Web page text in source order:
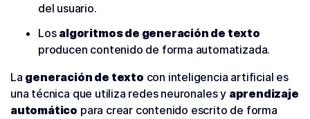
del usuario.
Los algoritmos de generación de texto
producen contenido de forma automatizada.
La generación de texto con inteligencia artificial es
una técnica que utiliza redes neuronales y aprendizaje
automático para crear contenido escrito de forma